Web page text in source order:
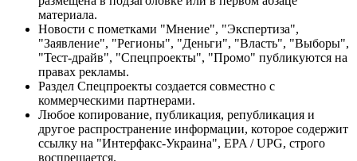
материала.
Новости с пометками "Мнение", "Экспертиза",
"Заявление", "Регионы", "Деньги", "Власть", "Выборы",
"Тест-драйв", "Спецпроекты", "Промо" публикуются на
правах рекламы.
Раздел Спецпроекты создается совместно с
коммерческими партнерами.
Любое копирование, публикация, републикация и
другое распространение информации, которое содержит
ссылку на "Интерфакс-Украина", EPA / UPG, строго
воспрещается.